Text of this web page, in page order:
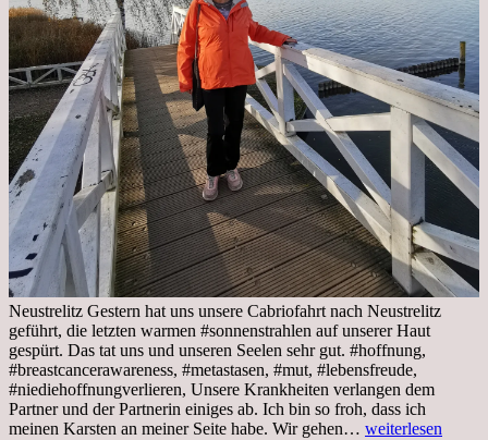
Neustrelitz Gestern hat uns unsere Cabriofahrt nach Neustrelitz
geführt, die letzten warmen #sonnenstrahlen auf unserer Haut
gespürt. Das tat uns und unseren Seelen sehr gut. #hoffnung,
#breastcancerawareness, #metastasen, #mut, #lebensfreude,
#niediehoffnungverlieren, Unsere Krankheiten verlangen dem
Partner und der Partnerin einiges ab. Ich bin so froh, dass ich
meinen Karsten an meiner Seite habe. Wir gehen… Sonnabend,
weiterlesen